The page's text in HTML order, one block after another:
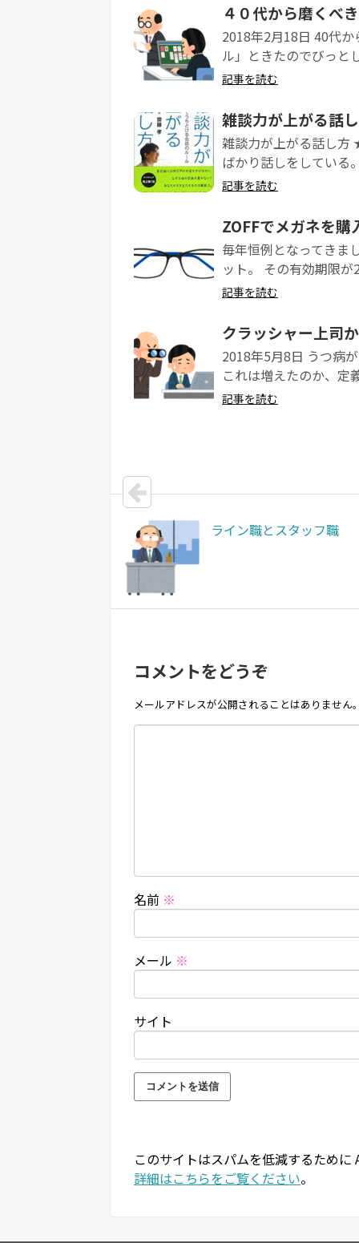
４０代から磨くべ
2018年2月18日 40代
ル」ときたのでびっと
記事を読む
雑談力が上がる話
雑談力が上がる話し
ばかり話しをしている
記事を読む
ZOFFでメガネを購
毎年恒例となってきま
ット。 その有効期限
記事を読む
クラッシャー上司
2018年5月8日 うつ病
これは増えたのか、定
記事を読む
ライン職とスタッフ職
コメントをどうぞ
メールアドレスが公開されることはありません。
名前 ※
メール ※
サイト
このサイトはスパムを低減するために
詳細はこちらをご覧ください。